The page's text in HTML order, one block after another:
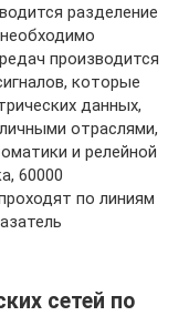
разделение
производится
которые
данных,
отраслями,
и релейной
60000
по линиям
сетей по